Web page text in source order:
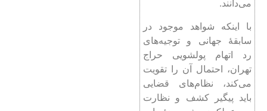
می‌دانند.
با اینکه شواهد موجود در
سابقۀ جهانی و توجیه‌های
رد اتهام پولشویی حراج
تهران، احتمال آن را تقویت
می‌کند، نظام‌های قضایی
باید پیگیر کشف و نظارت